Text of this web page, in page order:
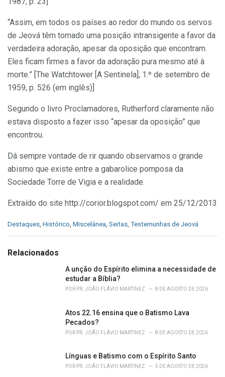
“Assim, em todos os países ao redor do mundo os servos
de Jeová têm tomado uma posição intransigente a favor da
verdadeira adoração, apesar da oposição que encontram.
Eles ficam firmes a favor da adoração pura mesmo até à
morte.” [The Watchtower [A Sentinela], 1.º de setembro de
1959, p. 526 (em inglês)]
Segundo o livro Proclamadores, Rutherford claramente não
estava disposto a fazer isso “apesar da oposição” que
encontrou.
Dá sempre vontade de rir quando observamos o grande
abismo que existe entre a gabarolice pomposa da
Sociedade Torre de Vigia e a realidade.
Extraído do site http://corior.blogspot.com/ em 25/12/2013
C
e
Destaques Histórico Miscelânea Seitas Testemunhas de Jeová
Relacionados
A unção do Espírito elimina a necessidade de
estudar a Bíblia?
POR PR. JOÃO FLÁVIO MARTINEZ 8 DE AGOSTO DE 2026
Atos 22.16 ensina que o Batismo Lava
Pecados?
POR PR. JOÃO FLÁVIO MARTINEZ 8 DE AGOSTO DE 2026
Línguas e Batismo com o Espírito Santo
POR PR. JOÃO FLÁVIO MARTINEZ 5 DE AGOSTO DE 2026